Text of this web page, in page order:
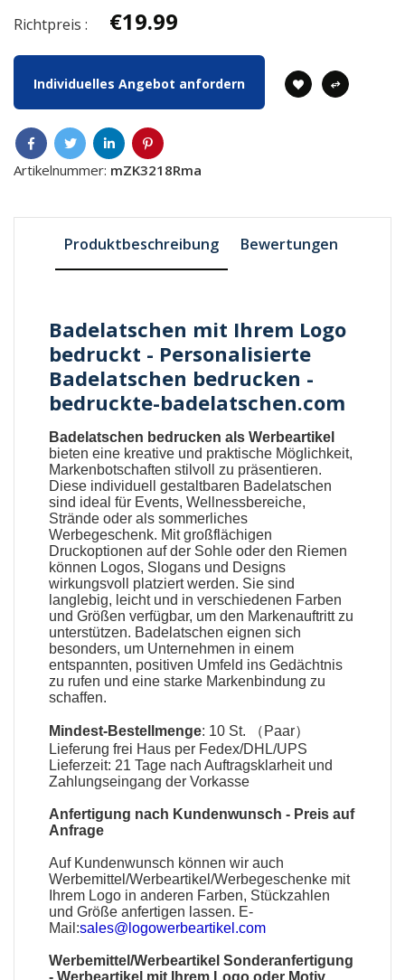
Richtpreis : €19.99
Individuelles Angebot anfordern
Artikelnummer: mZK3218Rma
Produktbeschreibung Bewertungen
Badelatschen mit Ihrem Logo
bedruckt - Personalisierte
Badelatschen bedrucken -
bedruckte-badelatschen.com
Badelatschen bedrucken als Werbeartikel
bieten eine kreative und praktische Möglichkeit,
Markenbotschaften stilvoll zu präsentieren.
Diese individuell gestaltbaren Badelatschen
sind ideal für Events, Wellnessbereiche,
Strände oder als sommerliches
Werbegeschenk. Mit großflächigen
Druckoptionen auf der Sohle oder den Riemen
können Logos, Slogans und Designs
wirkungsvoll platziert werden. Sie sind
langlebig, leicht und in verschiedenen Farben
und Größen verfügbar, um den Markenauftritt zu
unterstützen. Badelatschen eignen sich
besonders, um Unternehmen in einem
entspannten, positiven Umfeld ins Gedächtnis
zu rufen und eine starke Markenbindung zu
schaffen.
Mindest-Bestellmenge: 10 St. （Paar）
Lieferung frei Haus per Fedex/DHL/UPS
Lieferzeit: 21 Tage nach Auftragsklarheit und
Zahlungseingang der Vorkasse
Anfertigung nach Kundenwunsch - Preis auf
Anfrage
Auf Kundenwunsch können wir auch
Werbemittel/Werbeartikel/Werbegeschenke mit
Ihrem Logo in anderen Farben, Stückzahlen
und Größe anfertigen lassen. E-
Mail:sales@logowerbeartikel.com
Werbemittel/Werbeartikel Sonderanfertigung
-Werbeartikel mit Ihrem Logo oder Motiv